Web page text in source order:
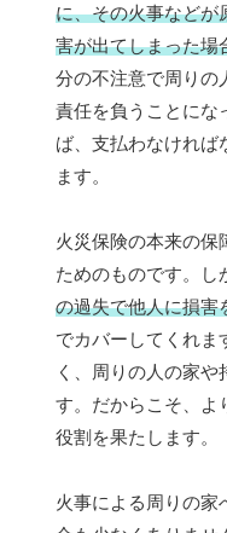
に、その火事などが
害が出てしまった場
分の不注意で周りの
責任を負うことにな
ば、支払わなければ
ます。
火災保険の本来の保
ためのものです。し
の過失で他人に損害
でカバーしてくれま
く、周りの人の家
す。だからこそ、よ
役割を果たします。
火事による周りの家